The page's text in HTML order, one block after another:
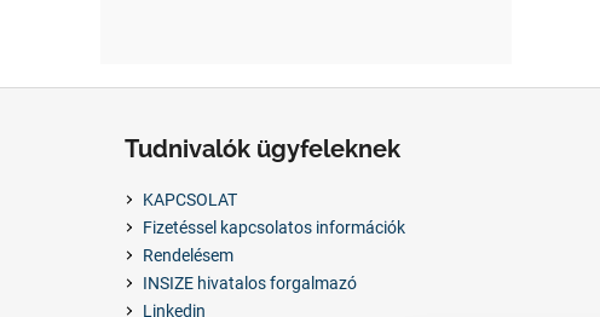
Tudnivalók ügyfeleknek
KAPCSOLAT
Fizetéssel kapcsolatos információk
Rendelésem
INSIZE hivatalos forgalmazó
Linkedin